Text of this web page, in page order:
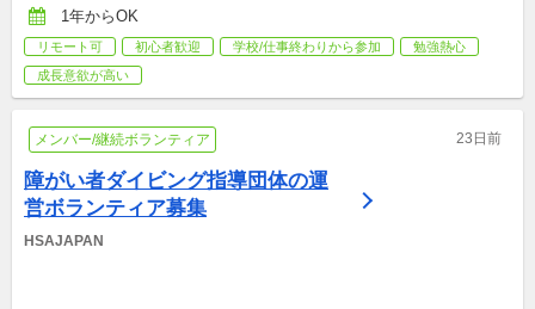
1年からOK
リモート可 初心者歓迎 学校/仕事終わりから参加
勉強熱心
成長意欲が高い
メンバー/継続ボランティア 23日前
障がい者ダイビング指導団体の運
営ボランティア募集
HSAJAPAN